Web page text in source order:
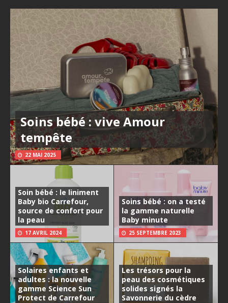
Soins bébé : vive Amour
tempête
22 MAI 2025
Soin bébé : le liniment
Baby bio Carrefour,
source de confort pour
la peau
17 AVRIL 2024
Soins bébé : on a testé
la gamme naturelle
Baby minute
25 SEPTEMBRE 2023
Solaires enfants et
adultes : la nouvelle
gamme Science Sun
Protect de Carrefour
Les trésors pour la
peau des cosmétiques
solides signés la
Savonnerie du cèdre